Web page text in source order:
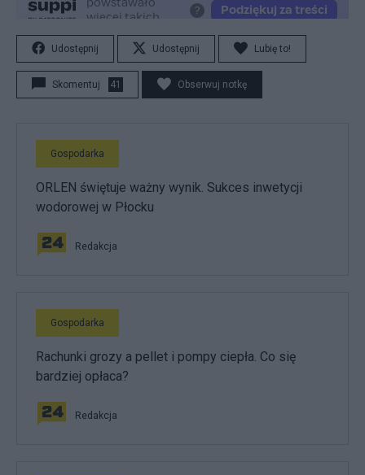
Udostępnij Udostępnij Lubię to!
Skomentuj 41 Obserwuj notkę
Gospodarka
ORLEN świętuje ważny wynik. Sukces inwetycji
wodorowej w Płocku
Redakcja
Gospodarka
Rachunki grozy a pellet i pompy ciepła. Co się
bardziej opłaca?
Redakcja